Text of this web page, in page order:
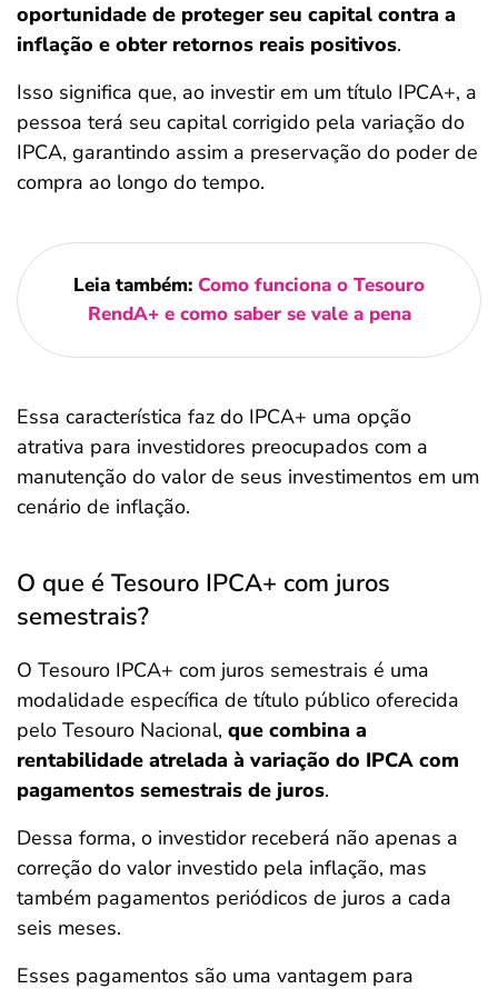
oportunidade de proteger seu capital contra a
inflação e obter retornos reais positivos.
Isso significa que, ao investir em um título IPCA+, a
pessoa terá seu capital corrigido pela variação do
IPCA, garantindo assim a preservação do poder de
compra ao longo do tempo.
Leia também: Como funciona o Tesouro
RendA+ e como saber se vale a pena
Essa característica faz do IPCA+ uma opção
atrativa para investidores preocupados com a
manutenção do valor de seus investimentos em um
cenário de inflação.
O que é Tesouro IPCA+ com juros
semestrais?
O Tesouro IPCA+ com juros semestrais é uma
modalidade específica de título público oferecida
pelo Tesouro Nacional, que combina a
rentabilidade atrelada à variação do IPCA com
pagamentos semestrais de juros.
Dessa forma, o investidor receberá não apenas a
correção do valor investido pela inflação, mas
também pagamentos periódicos de juros a cada
seis meses.
Esses pagamentos são uma vantagem para